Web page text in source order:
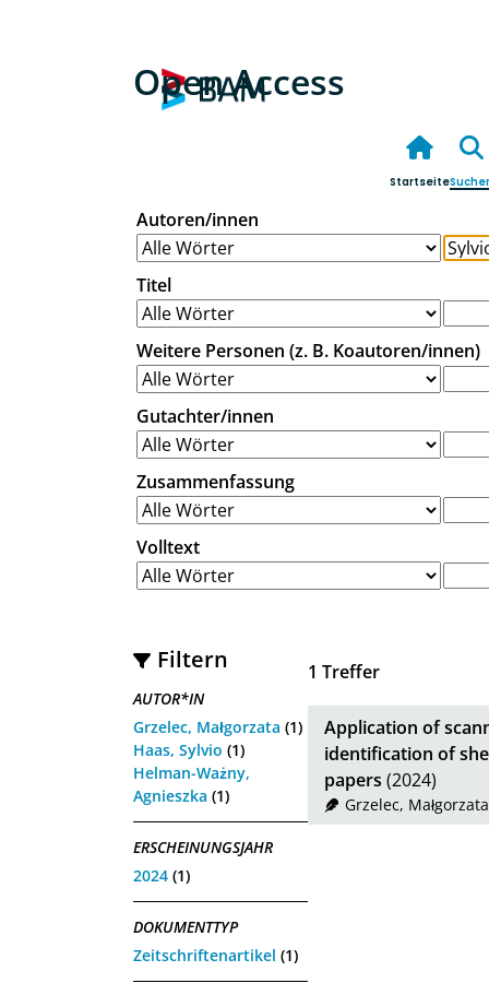
Open Access
Startseite
Autoren/innen
Titel
Weitere Personen (z. B. Koautoren/innen)
Gutachter/innen
Zusammenfassung
Volltext
Filtern
AUTOR*IN
Grzelec, Małgorzata (1)
Haas, Sylvio (1)
Helman-Ważny,
Agnieszka (1)
ERSCHEINUNGSJAHR
2024 (1)
DOKUMENTTYP
Zeitschriftenartikel (1)
1 Treffer
Application of
identification of
papers (2024)
Grzelec, Małgorzata